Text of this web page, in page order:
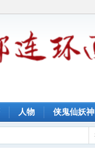
人物 侠鬼仙妖神